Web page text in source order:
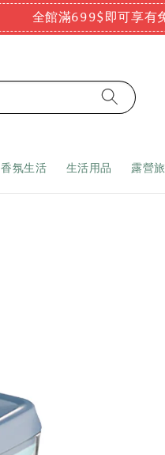
全館滿699$即可享有
香氛生活 生活用品 露營